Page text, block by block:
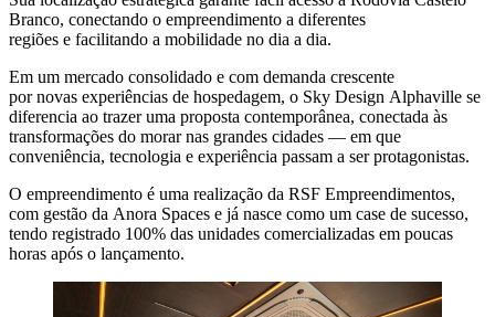
Branco, conectando o empreendimento a diferentes
regiões e facilitando a mobilidade no dia a dia.
Em um mercado consolidado e com demanda crescente
por novas experiências de hospedagem, o Sky Design Alphaville se
diferencia ao trazer uma proposta contemporânea, conectada às
transformações do morar nas grandes cidades — em que
conveniência, tecnologia e experiência passam a ser protagonistas.
O empreendimento é uma realização da RSF Empreendimentos,
com gestão da Anora Spaces e já nasce como um case de sucesso,
tendo registrado 100% das unidades comercializadas em poucas
horas após o lançamento.